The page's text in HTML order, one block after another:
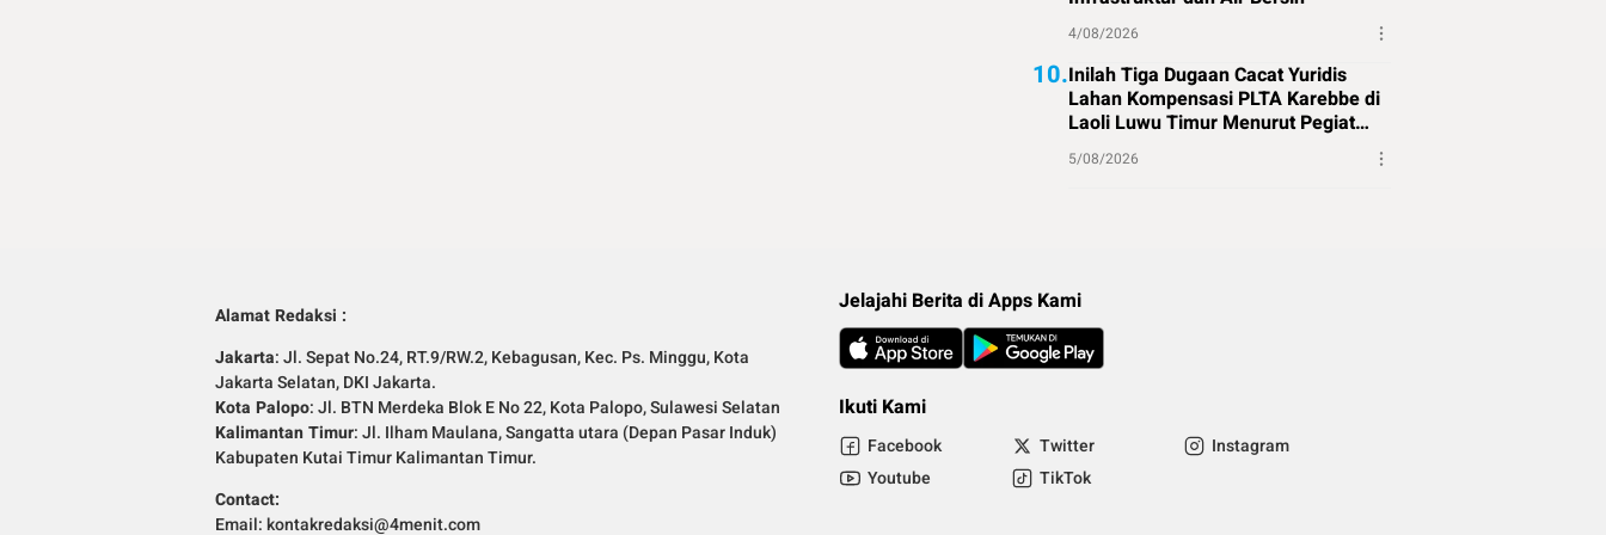
4/08/2026
10.Inilah Tiga Dugaan Cacat Yuridis
Lahan Kompensasi PLTA Karebbe di
Laoli Luwu Timur Menurut Pegiat
Hukum
5/08/2026
Alamat Redaksi :
Jakarta: Jl. Sepat No.24, RT.9/RW.2, Kebagusan, Kec. Ps. Minggu, Kota
Jakarta Selatan, DKI Jakarta.
Kota Palopo: Jl. BTN Merdeka Blok E No 22, Kota Palopo, Sulawesi Selatan
Kalimantan Timur: Jl. Ilham Maulana, Sangatta utara (Depan Pasar Induk)
Kabupaten Kutai Timur Kalimantan Timur.
Contact:
Email: kontakredaksi@4menit.com
Jelajahi Berita di Apps Kami
Ikuti Kami
Facebook Twitter
Instagram
Youtube
TikTok